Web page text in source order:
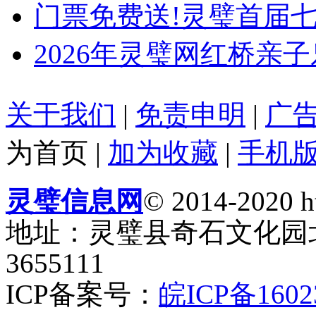
门票免费送!灵璧首届
2026年灵璧网红桥亲
关于我们 | 免责申明 | 广
为首页 | 加为收藏 | 手机
灵璧信息网© 2014-2020
地址：灵璧县奇石文化
3655111
ICP备案号： 皖ICP备